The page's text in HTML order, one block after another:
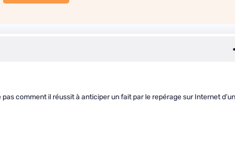
comment il réussit à anticiper un fait par le repérage sur Internet